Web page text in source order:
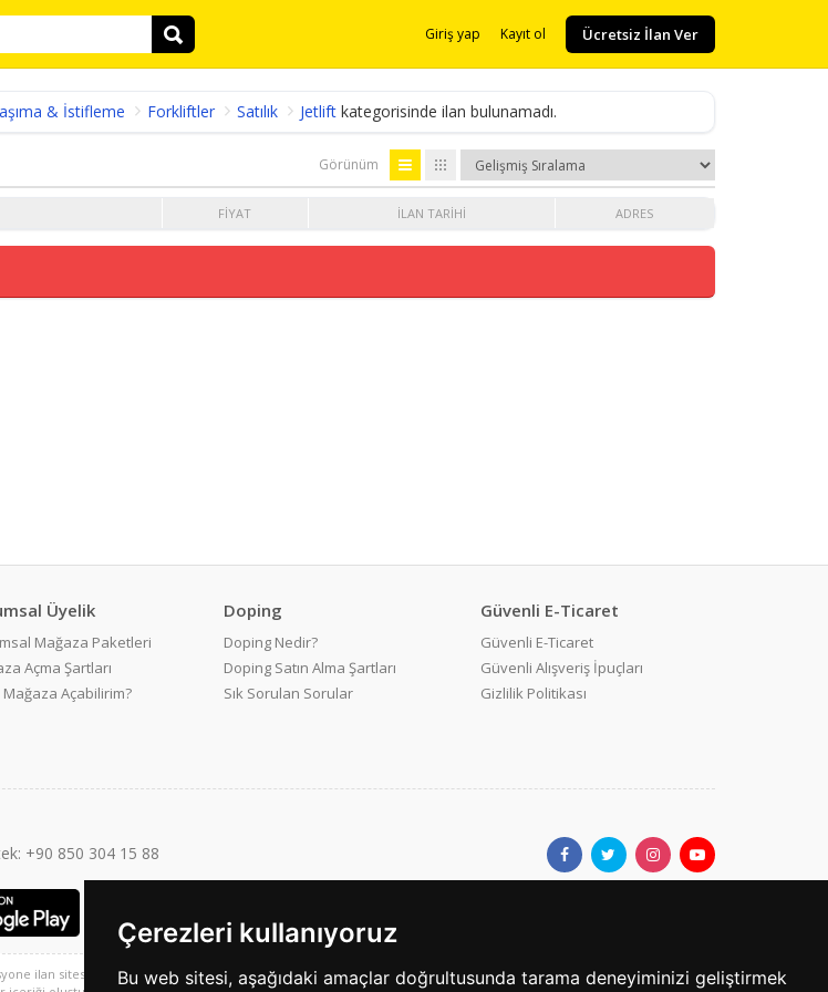
Çerezleri kullanıyoruz
Bu web sitesi, aşağıdaki amaçlar doğrultusunda tarama deneyiminizi geliştirmek
Giriş yap Kayıt ol Ücretsiz İlan Ver
& İstifleme Forkliftler Satılık Jetlift kategorisinde ilan bulunamadı.
Görünüm
FIYAT İLAN TARIHI ADRES
Üyelik
Mağaza Paketleri
Açma Şartları
Mağaza Açabilirim?
Doping
Doping Nedir?
Doping Satın Alma Şartları
Sık Sorulan Sorular
Güvenli E-Ticaret
Güvenli E-Ticaret
Güvenli Alışveriş İpuçları
Gizlilik Politikası
+90 850 304 15 88
ilan sitesi ve 2. el alışveriş platformu, sarisayfalar.com'da yer alan kullanıcıların oluşturduğu tüm içerik, görüş ve